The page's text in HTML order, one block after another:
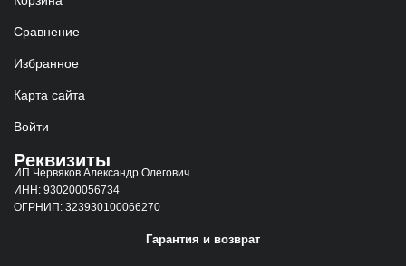
Сравнение
Избранное
Карта сайта
Войти
Реквизиты
ИП Червяков Александр Олегович
ИНН: 930200056734
ОГРНИП: 323930100066270
Гарантия и возврат